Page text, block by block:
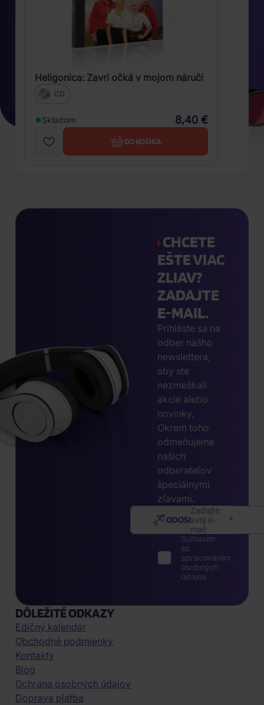
Heligonica: Zavri očká v mojom náručí
CD
Skladom 8,40 €
DO KOŠÍKA
CHCETE
EŠTE VIAC
ZLIAV?
ZADAJTE
E-MAIL.
Prihláste sa na
odber nášho
newslettera,
aby ste
nezmeškali
akcie alebo
novinky.
Okrem toho
odmeňujeme
našich
odberateľov
špeciálnymi
zľavami.
Zadajte
svoj e-
mail
ODOSLAŤ
Súhlasím
so
spracovaním
osobných
údajov
DÔLEŽITÉ ODKAZY
Edičný kalendár
Obchodné podmienky
Kontakty
Blog
Ochrana osobných údajov
Doprava platba